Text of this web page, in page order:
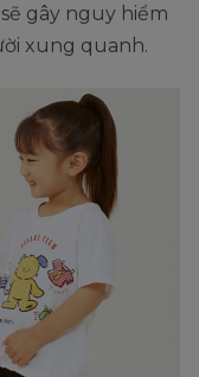
gây nguy hiểm
xung quanh.